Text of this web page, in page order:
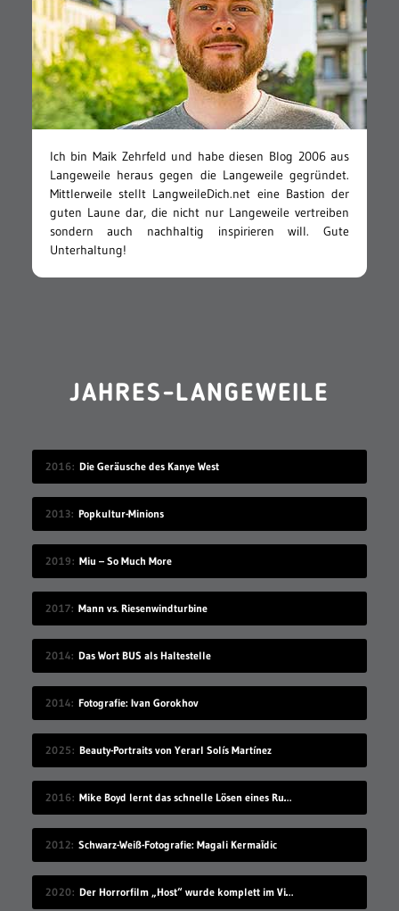
Ich bin Maik Zehrfeld und habe diesen Blog 2006 aus
Langeweile heraus gegen die Langeweile gegründet.
Mittlerweile stellt LangweileDich.net eine Bastion der
guten Laune dar, die nicht nur Langeweile vertreiben
sondern auch nachhaltig inspirieren will. Gute
Unterhaltung!
JAHRES-LANGEWEILE
2016 Die Geräusche des Kanye West
2013 Popkultur-Minions
2019 Miu – So Much More
2017 Mann vs. Riesenwindturbine
2014 Das Wort BUS als Haltestelle
2014 Fotografie: Ivan Gorokhov
2025 Beauty-Portraits von Yerarl Solís Martínez
2016 Mike Boyd lernt das schnelle Lösen eines Rubik’s Cube
2012 Schwarz-Weiß-Fotografie: Magali Kermaīdic
2020 Der Horrorfilm „Host“ wurde komplett im Videochat-Tool Zoom gedreht